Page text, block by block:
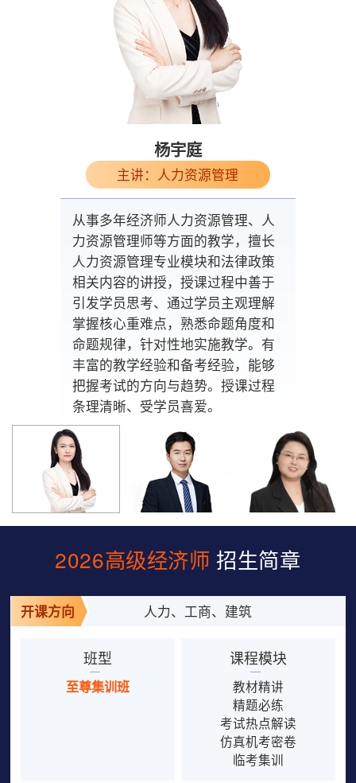
杨宇庭
主讲：人力资源管理
从事多年经济师人力资源管理、人
力资源管理师等方面的教学，擅长
人力资源管理专业模块和法律政策
相关内容的讲授，授课过程中善于
引发学员思考、通过学员主观理解
掌握核心重难点，熟悉命题角度和
命题规律，针对性地实施教学。有
丰富的教学经验和备考经验，能够
把握考试的方向与趋势。授课过程
条理清晰、受学员喜爱。
2026高级经济师 招生简章
开课方向 人力、工商、建筑
班型
至尊集训班
课程模块
教材精讲
精题必练
考试热点解读
仿真机考密卷
临考集训